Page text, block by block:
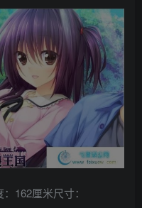
162厘米尺寸：